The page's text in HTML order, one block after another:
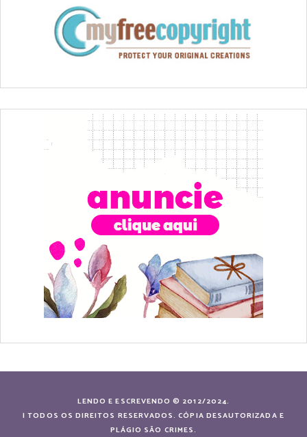
LENDO E ESCREVENDO © 2012/2024.
| TODOS OS DIREITOS RESERVADOS. CÓPIA DESAUTORIZADA E
PLÁGIO SÃO CRIMES.